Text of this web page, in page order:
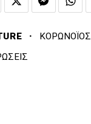
· ΚΟΡΩΝΟΪΟΣ